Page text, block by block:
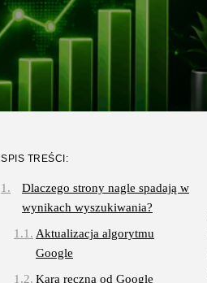
SPIS TREŚCI:
Dlaczego strony nagle spadają w
wynikach wyszukiwania?
Aktualizacja algorytmu
Google
Kara ręczna od Google